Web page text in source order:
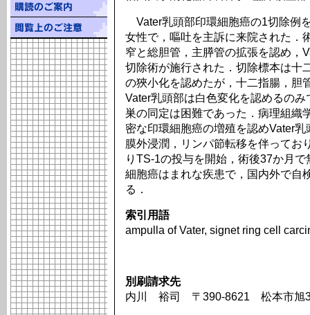
Vater乳頭部印環細胞癌の1切除例
女性で，嘔吐を主訴に来院された．
窄と総胆管，主膵管の拡張を認め，
切除術が施行された．切除標本は十
の狹小化を認めたが，十二指腸，胆
Vater乳頭部は白色変化を認めるの
巣の同定は困難であった．病理組織
密な印環細胞癌の増殖を認めVater
膜外浸潤，リンパ節転移を伴ってお
りTS-1の投与を開始，術後37か月
細胞癌はまれな疾患で，国内外で自
る．
索引用語
ampulla of Vater, signet ring cell
別刷請求先
内川 裕司 〒390-8621 松本市旭